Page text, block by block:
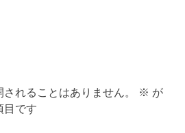
れることはありません。 ※ が
目です